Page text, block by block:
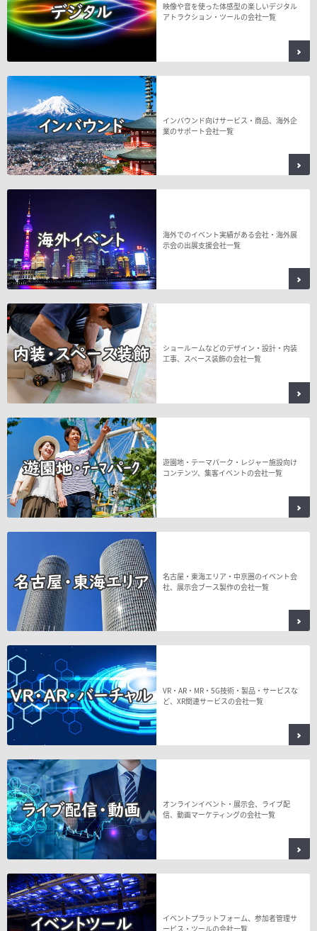
映像や音を使った体感型の楽しいデジタル
アトラクション・ツールの会社一覧
インバウンド向けサービス・商品、海外企
業のサポート会社一覧
海外でのイベント実績がある会社・海外展
示会の出展支援会社一覧
ショールームなどのデザイン・設計・内装
工事、スペース装飾の会社一覧
遊園地・テーマパーク・レジャー施設向け
コンテンツ、集客イベントの会社一覧
名古屋・東海エリア・中京圏のイベント会
社、展示会ブース製作の会社一覧
VR・AR・MR・5G技術・製品・サービスな
ど、XR関連サービスの会社一覧
オンラインイベント・展示会、ライブ配
信、動画マーケティングの会社一覧
イベントプラットフォーム、参加者管理サ
ービス・ツールの会社一覧